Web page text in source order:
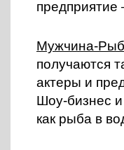
Мужчина-
получаются
актеры и
Шоу-бизнес и
как рыба в